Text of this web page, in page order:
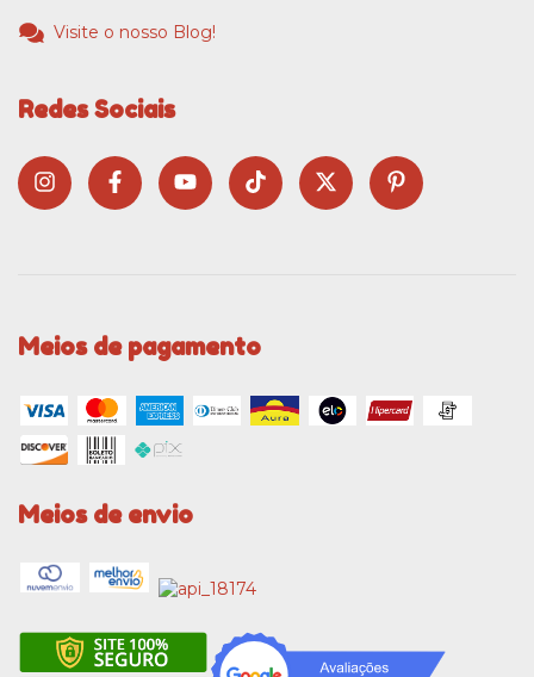
Visite o nosso Blog!
Redes Sociais
Meios de pagamento
Meios de envio